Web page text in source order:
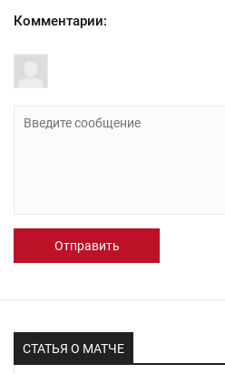
Комментарии:
Отправить
СТАТЬЯ О МАТЧЕ